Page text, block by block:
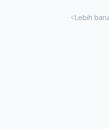
Lebih baru